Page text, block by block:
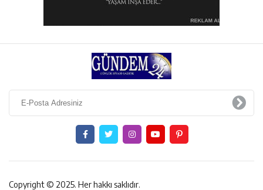
Copyright © 2025. Her hakkı saklıdır.